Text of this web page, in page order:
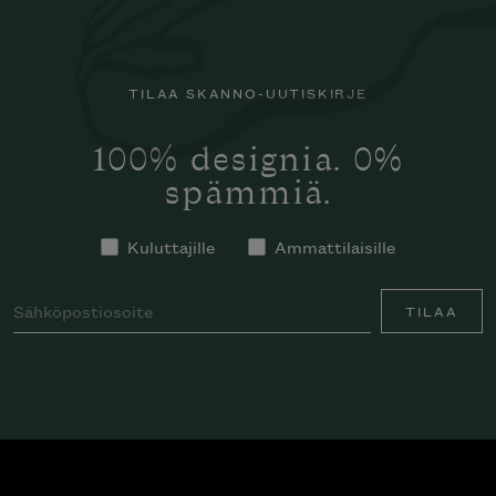
TILAA SKANNO-UUTISKIRJE
100% designia. 0%
spämmiä.
Kuluttajille Ammattilaisille
TILAA